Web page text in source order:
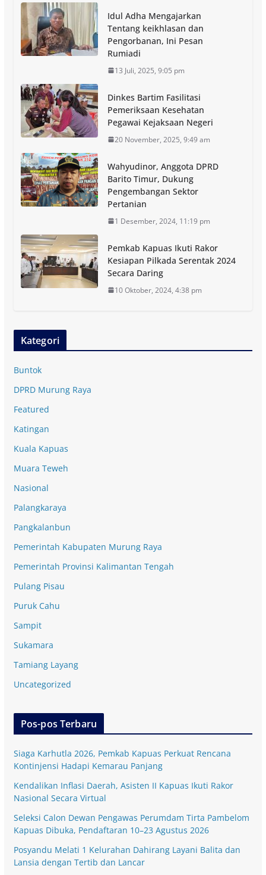
Idul Adha Mengajarkan
Tentang keikhlasan dan
Pengorbanan, Ini Pesan
Rumiadi
13 Juli, 2025, 9:05 pm
Dinkes Bartim Fasilitasi
Pemeriksaan Kesehatan
Pegawai Kejaksaan Negeri
20 November, 2025, 9:49 am
Wahyudinor, Anggota DPRD
Barito Timur, Dukung
Pengembangan Sektor
Pertanian
1 Desember, 2024, 11:19 pm
Pemkab Kapuas Ikuti Rakor
Kesiapan Pilkada Serentak 2024
Secara Daring
10 Oktober, 2024, 4:38 pm
Kategori
Buntok
DPRD Murung Raya
Featured
Katingan
Kuala Kapuas
Muara Teweh
Nasional
Palangkaraya
Pangkalanbun
Pemerintah Kabupaten Murung Raya
Pemerintah Provinsi Kalimantan Tengah
Pulang Pisau
Puruk Cahu
Sampit
Sukamara
Tamiang Layang
Uncategorized
Pos-pos Terbaru
Siaga Karhutla 2026, Pemkab Kapuas Perkuat Rencana
Kontinjensi Hadapi Kemarau Panjang
Kendalikan Inflasi Daerah, Asisten II Kapuas Ikuti Rakor
Nasional Secara Virtual
Seleksi Calon Dewan Pengawas Perumdam Tirta Pambelom
Kapuas Dibuka, Pendaftaran 10–23 Agustus 2026
Posyandu Melati 1 Kelurahan Dahirang Layani Balita dan
Lansia dengan Tertib dan Lancar